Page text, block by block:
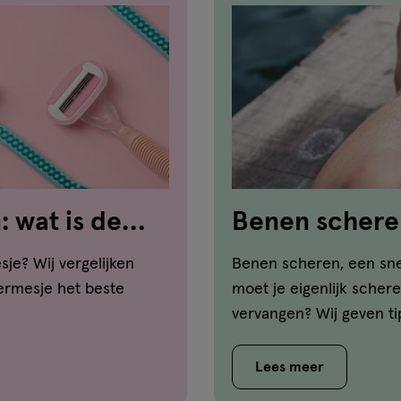
wat is de
Wij vergelijken
het beste
Benen
Benen scheren, een
moet je eigenlijk
vervangen? Wij geven
Lees meer